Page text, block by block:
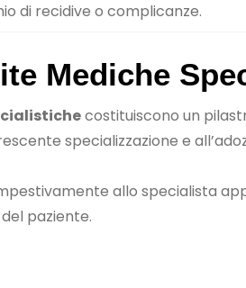
di recidive o complicanze.
Mediche
costituiscono un
specializzazione e
allo specialista
paziente.